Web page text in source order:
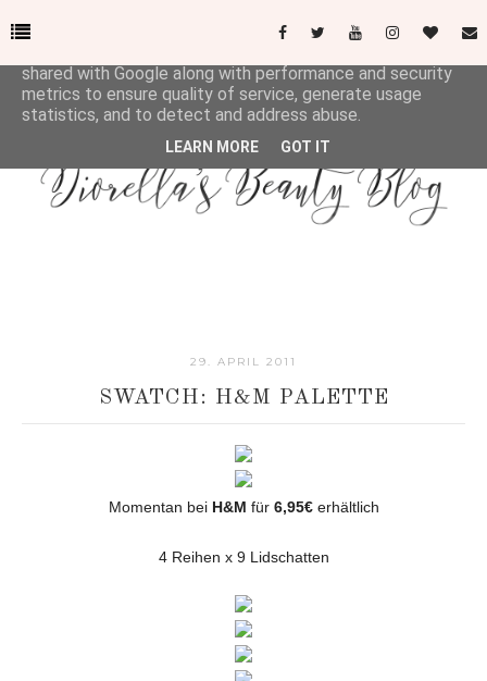
29. APRIL 2011
SWATCH: H&M PALETTE
Momentan bei H&M für 6,95€erhältlich
4 Reihen x 9 Lidschatten
This site uses cookies from Google to deliver its services
shared with Google along with performance and security
metrics to ensure quality of service, generate usage
statistics, and to detect and address abuse.
LEARN MORE GOT IT